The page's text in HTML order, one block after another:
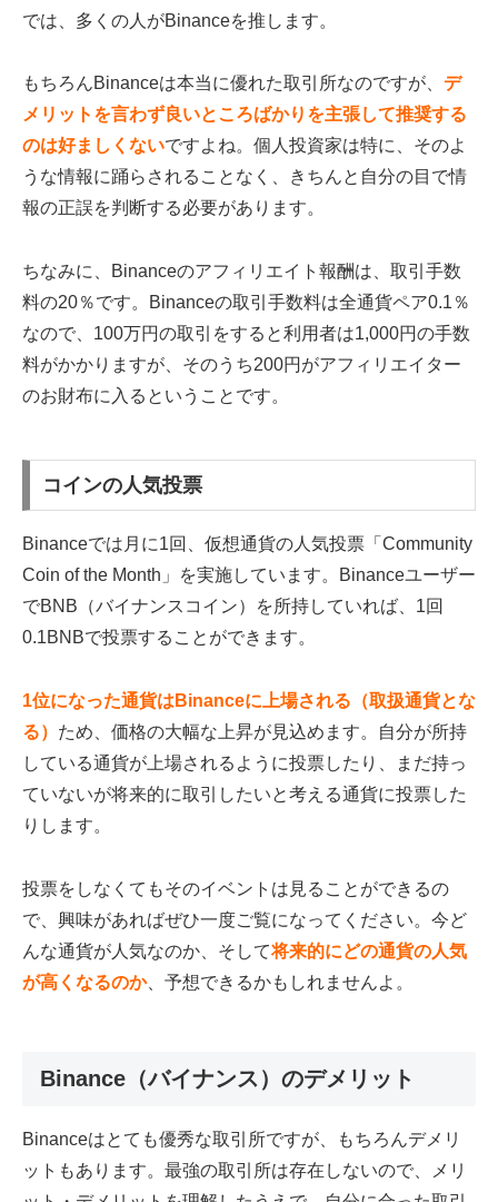
では、多くの人がBinanceを推します。
もちろんBinanceは本当に優れた取引所なのですが、 デ
メリットを言わず良いところばかりを主張して推奨する
のは好ましくないですよね。個人投資家は特に、そのよ
うな情報に踊らされることなく、きちんと自分の目で情
報の正誤を判断する必要があります。
ちなみに、Binanceのアフィリエイト報酬は、取引手数
料の20％です。Binanceの取引手数料は全通貨ペア0.1％
なので、100万円の取引をすると利用者は1,000円の手数
料がかかりますが、そのうち200円がアフィリエイター
のお財布に入るということです。
コインの人気投票
Binanceでは月に1回、仮想通貨の人気投票「Community
Coin of the Month」を実施しています。Binanceユーザー
でBNB（バイナンスコイン）を所持していれば、1回
0.1BNBで投票することができます。
1位になった通貨はBinanceに上場される （取扱通貨とな
る） ため、価格の大幅な上昇が見込めます。自分が所持
している通貨が上場されるように投票したり、まだ持っ
ていないが将来的に取引したいと考える通貨に投票した
りします。
投票をしなくてもそのイベントは見ることができるの
で、興味があればぜひ一度ご覧になってください。今ど
んな通貨が人気なのか、そして将来的にどの通貨の人気
が高くなるのか、予想できるかもしれませんよ。
Binance（バイナンス）のデメリット
Binanceはとても優秀な取引所ですが、もちろんデメリ
ットもあります。最強の取引所は存在しないので、メリ